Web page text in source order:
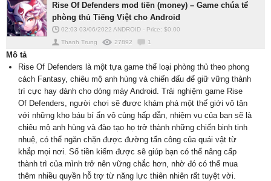
Rise Of Defenders mod tiền (money) – Game chúa tể
phòng thủ Tiếng Việt cho Android
02:03 03/06/2022 ANDROID - Price: $0.00
Thanh Trung
27892 1
Mô tả
Rise Of Defenders là một tựa game thể loại phòng thủ theo phong
cách Fantasy, chiêu mộ anh hùng và chiến đấu để giữ vững thành
trì cực hay dành cho dòng máy Android. Trải nghiệm game Rise
Of Defenders, người chơi sẽ được khám phá một thế giới vô tận
với những kho báu bí ẩn vô cùng hấp dẫn, nhiệm vụ của bạn sẽ là
chiêu mộ anh hùng và đào tạo họ trở thành những chiến binh tinh
nhuệ, có thể ngăn chặn được đường tấn công của quái vật từ
khắp mọi nơi. Số tiền kiếm được sẽ giúp bạn có thể nâng cấp
thành trì của mình trở nên vững chắc hơn, nhờ đó có thể mua
thêm nhiều quyền hỗ trợ từ năng lực thiên nhiên rất tuyệt vời.